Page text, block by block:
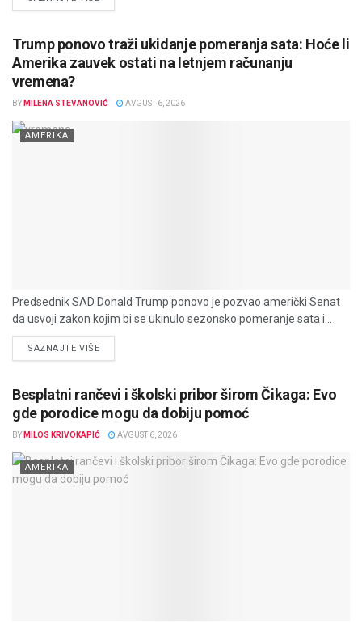
Trump ponovo traži ukidanje pomeranja sata: Hoće li
Amerika zauvek ostati na letnjem računanju
vremena?
BY MILENA STEVANOVIĆ AVGUST 6, 2026
AMERIKA
Predsednik SAD Donald Trump ponovo je pozvao američki Senat
da usvoji zakon kojim bi se ukinulo sezonsko pomeranje sata i...
SAZNAJTE VIŠEDETAILS
Besplatni rančevi i školski pribor širom Čikaga: Evo
gde porodice mogu da dobiju pomoć
BY MILOS KRIVOKAPIĆ AVGUST 6, 2026
AMERIKA